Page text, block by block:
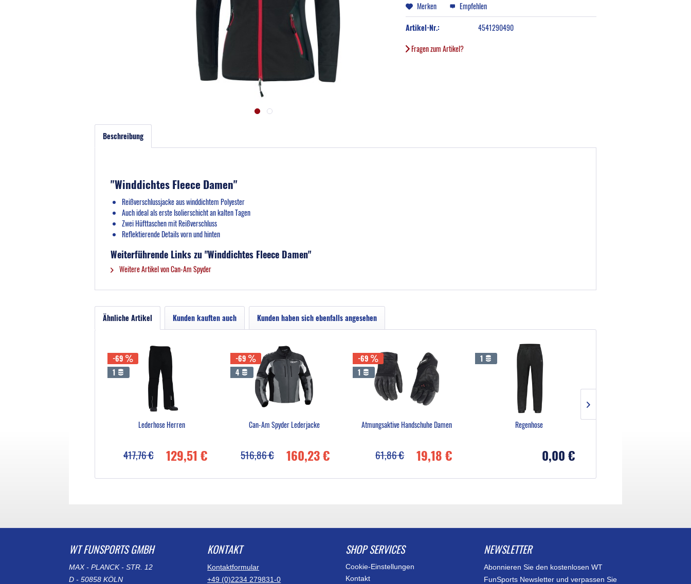
Merken
Empfehlen
Artikel-Nr.:
4541290490
Fragen zum Artikel?
Beschreibung
"Winddichtes Fleece Damen"
Reißverschlussjacke aus winddichtem Polyester
Auch ideal als erste Isolierschicht an kalten Tagen
Zwei Hüfttaschen mit Reißverschluss
Reflektierende Details vorn und hinten
Weiterführende Links zu "Winddichtes Fleece Damen"
Weitere Artikel von Can-Am Spyder
Ähnliche Artikel Kunden kauften auch Kunden haben sich ebenfalls angesehen
-69
1
Lederhose Herren
129,51 €
417,76 €
-69
4
Can-Am Spyder Lederjacke
160,23 €
516,86 €
-69
1
Atmungsaktive Handschuhe Damen
19,18 €
61,86 €
1
Regenhose
0,00 €
WT FUNSPORTS GMBH
MAX - PLANCK - STR. 12
D - 50858 KÖLN
KONTAKT
Kontaktformular
+49 (0)2234 279831-0
SHOP SERVICES
Cookie-Einstellungen
Kontakt
NEWSLETTER
Abonnieren Sie den kostenlosen WT
FunSports Newsletter und verpassen Sie